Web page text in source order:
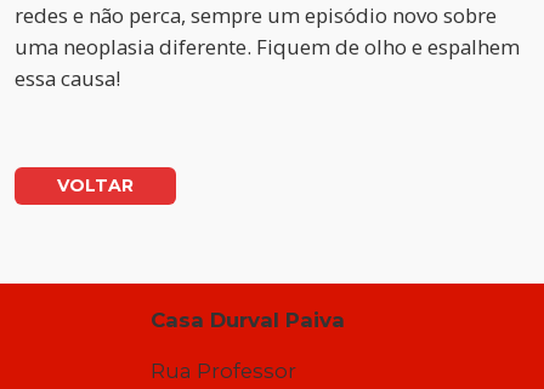
redes e não perca, sempre um episódio novo sobre
uma neoplasia diferente. Fiquem de olho e espalhem
essa causa!
VOLTAR
Casa Durval Paiva
Rua Professor